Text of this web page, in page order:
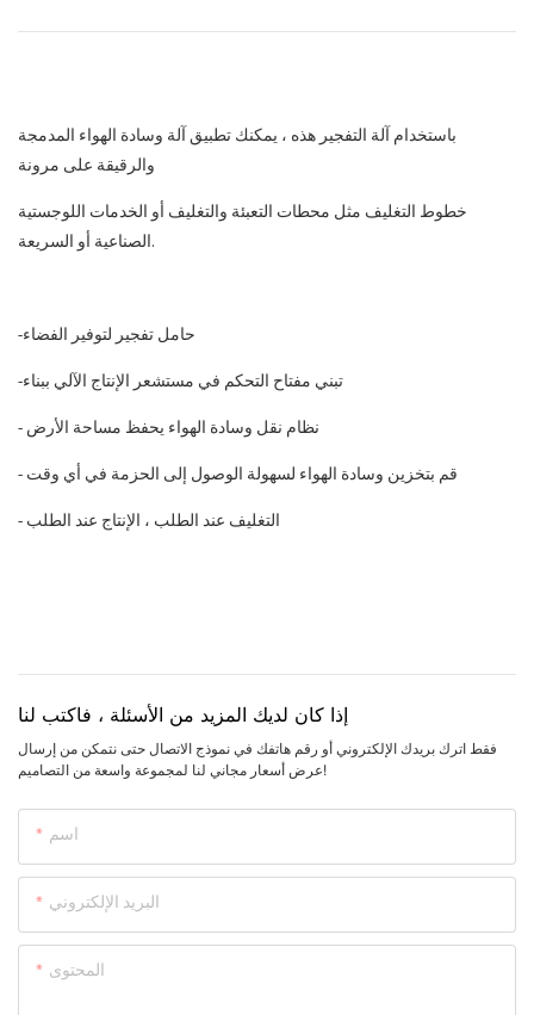
باستخدام آلة التفجير هذه ، يمكنك تطبيق آلة وسادة الهواء المدمجة
خطوط التغليف مثل محطات التعبئة والتغليف أو الخدمات اللوجستية
الصناعية أو السريعة.
-حامل تفجير لتوفير الفضاء
-تبني مفتاح التحكم في مستشعر الإنتاج الآلي ببناء
- نظام نقل وسادة الهواء يحفظ مساحة الأرض
- قم بتخزين وسادة الهواء لسهولة الوصول إلى الحزمة في أي وقت
- التغليف عند الطلب ، الإنتاج عند الطلب
إذا كان لديك المزيد من الأسئلة ، فاكتب لنا
فقط اترك بريدك الإلكتروني أو رقم هاتفك في نموذج الاتصال حتى نتمكن من إرسال
عرض أسعار مجاني لنا لمجموعة واسعة من التصاميم!
اسم
البريد الإلكتروني
المحتوى